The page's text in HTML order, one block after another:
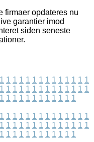
firmaer opdateres nu
garantier imod
siden seneste
1 1 1 1 1 1 1 1 1 1 1 1 1 1
1 1 1 1 1 1 1 1 1 1 1 1 1 1
1 1 1 1 1 1 1 1 1 1 1 1
1 1 1 1 1 1 1 1 1 1 1 1 1 1
1 1 1 1 1 1 1 1 1 1 1 1 1 1
1 1 1 1 1 1 1 1 1 1 1 1